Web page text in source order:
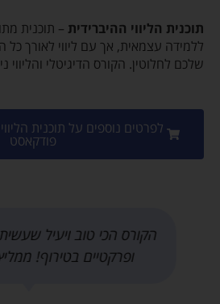
תוכנית הליווי ההיברידית – תוכנית
ללמידה עצמאית, אך עם ליווי לאורך
שלכם לחלוטין. הקורס הדיגיטלי
לפרטים נוספים על תוכנית
פודקאסט
הקורס הכי טוב ויעיל
ופרקטיים בטירוף!